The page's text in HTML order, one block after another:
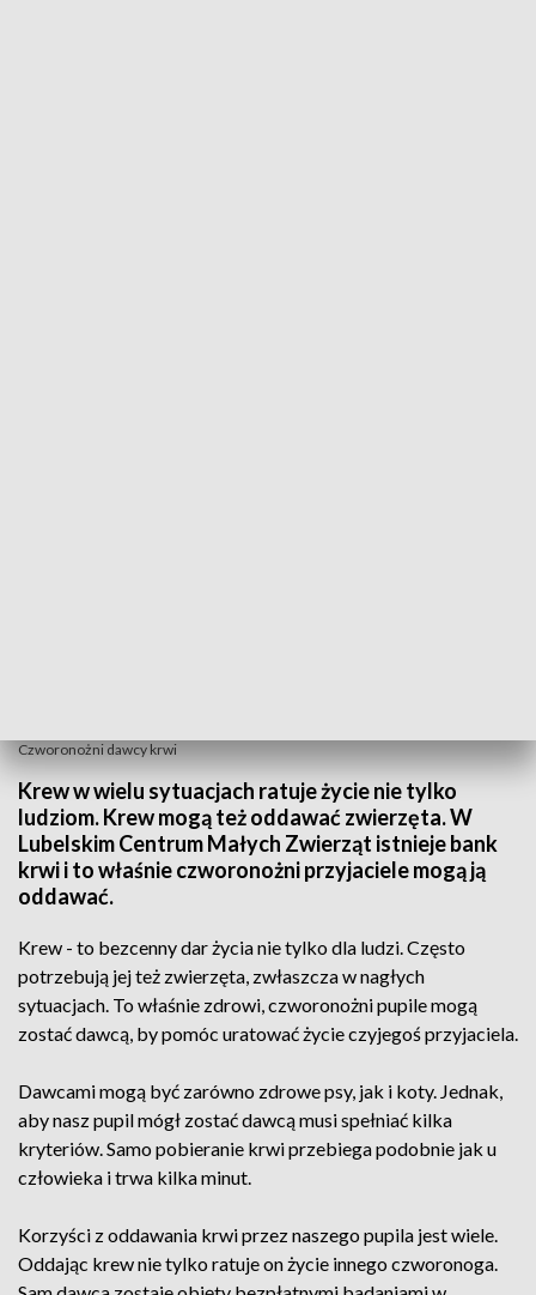
Czworonożni dawcy krwi
Krew w wielu sytuacjach ratuje życie nie tylko
ludziom. Krew mogą też oddawać zwierzęta. W
Lubelskim Centrum Małych Zwierząt istnieje bank
krwi i to właśnie czworonożni przyjaciele mogą ją
oddawać.
Krew - to bezcenny dar życia nie tylko dla ludzi. Często
potrzebują jej też zwierzęta, zwłaszcza w nagłych
sytuacjach. To właśnie zdrowi, czworonożni pupile mogą
zostać dawcą, by pomóc uratować życie czyjegoś przyjaciela.
Dawcami mogą być zarówno zdrowe psy, jak i koty. Jednak,
aby nasz pupil mógł zostać dawcą musi spełniać kilka
kryteriów. Samo pobieranie krwi przebiega podobnie jak u
człowieka i trwa kilka minut.
Korzyści z oddawania krwi przez naszego pupila jest wiele.
Oddając krew nie tylko ratuje on życie innego czworonoga.